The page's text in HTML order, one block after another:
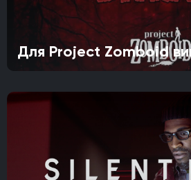
Для Project Zomboid